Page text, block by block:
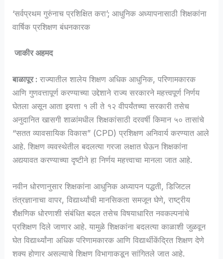
‘सर्वप्रथम गुरुंनाच प्रशिक्षित करा’; आधुनिक अध्यापनासाठी शिक्षकांना
वार्षिक प्रशिक्षण बंधनकारक
जाकीर अहमद
बाळापूर : राज्यातील शालेय शिक्षण अधिक आधुनिक, परिणामकारक
आणि गुणवत्तापूर्ण करण्याच्या उद्देशाने राज्य सरकारने महत्त्वपूर्ण निर्णय
घेतला असून आता इयत्ता १ ली ते १२ वीपर्यंतच्या सरकारी तसेच
अनुदानित खासगी शाळांमधील शिक्षकांसाठी दरवर्षी किमान ५० तासांचे
“सतत व्यावसायिक विकास” (CPD) प्रशिक्षण अनिवार्य करण्यात आले
आहे. शिक्षण व्यवस्थेतील बदलत्या गरजा लक्षात घेऊन शिक्षकांना
अद्ययावत करण्याच्या दृष्टीने हा निर्णय महत्त्वाचा मानला जात आहे.
नवीन धोरणानुसार शिक्षकांना आधुनिक अध्यापन पद्धती, डिजिटल
तंत्रज्ञानाचा वापर, विद्यार्थ्यांची मानसिकता समजून घेणे, राष्ट्रीय
शैक्षणिक धोरणाशी संबंधित बदल तसेच विषयाधारित नवकल्पनांचे
प्रशिक्षण दिले जाणार आहे. यामुळे शिक्षकांना बदलत्या काळाशी जुळवून
घेत विद्यार्थ्यांना अधिक परिणामकारक आणि विद्यार्थीकेंद्रित शिक्षण देणे
शक्य होणार असल्याचे शिक्षण विभागाकडून सांगितले जात आहे.